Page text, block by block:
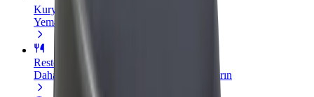
Kuryer kimi qoşul
Yemək çatdırın və həftəlik ödəniş alın
Restoran və ya mağaza əlavə edin
Daha çox müştəri cəlb edin və satışları artırın